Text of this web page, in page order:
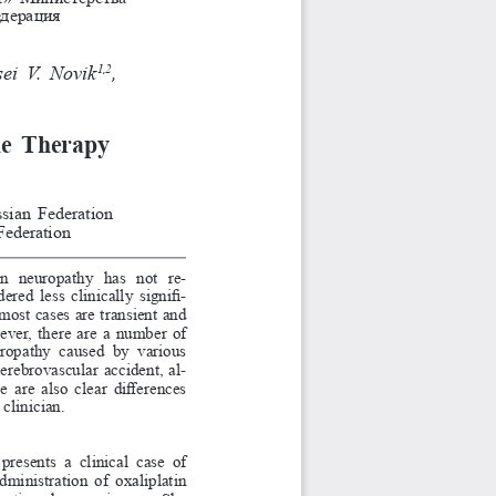
V. Novik 1,2
Therapy
Federation
neuropathy  has  not  re
-
less clinically signifi-
cases are transient and
there are a number of
caused  by  various
accident, al-
are also clear differences
a  clinical  case  of
of oxaliplatin